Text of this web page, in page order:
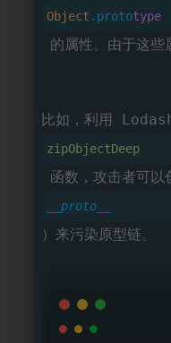
Object .prototype
的属性。由于这
比如，利用
zipObjectDeep
函数，攻击者可
__proto__
）来污染原型链。